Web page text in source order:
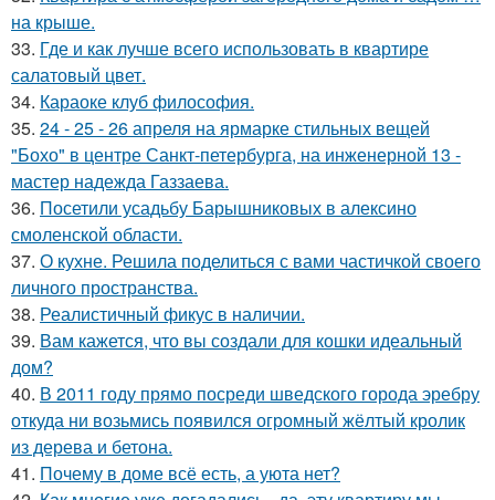
на крыше.
33. Где и как лучше всего использовать в квартире
салатовый цвет.
34. Караоке клуб философия.
35. 24 - 25 - 26 апреля на ярмарке стильных вещей
"Бохо" в центре Санкт-петербурга, на инженерной 13 -
мастер надежда Газзаева.
36. Посетили усадьбу Барышниковых в алексино
смоленской области.
37. О кухне. Решила поделиться с вами частичкой своего
личного пространства.
38. Реалистичный фикус в наличии.
39. Вам кажется, что вы создали для кошки идеальный
дом?
40. В 2011 году прямо посреди шведского города эребру
откуда ни возьмись появился огромный жёлтый кролик
из дерева и бетона.
41. Почему в доме всё есть, а уюта нет?